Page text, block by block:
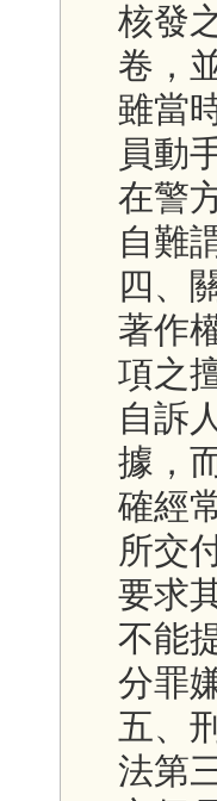
核發
卷，
雖當
員動
在警
自難
四、
著作
項之
自訴
據，
確經
所交
要求
不能
分罪
五、
法第